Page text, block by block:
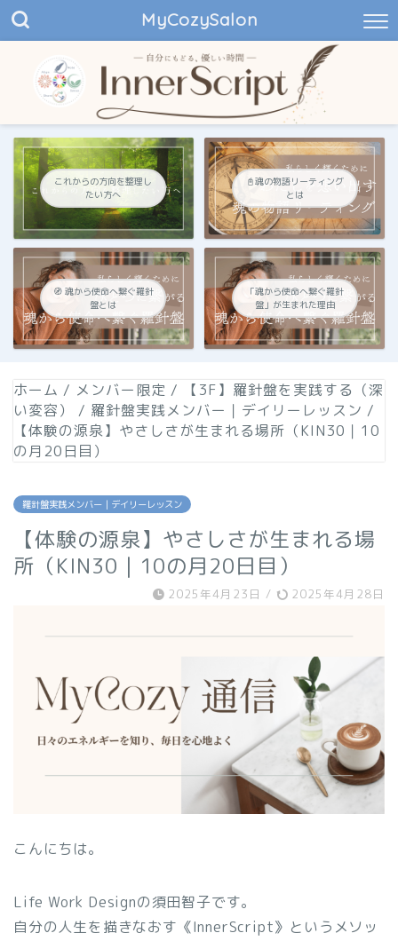
MyCozySalon
これからの方向を整理し
たい方へ
📓魂の物語リーティング
とは
🧭 魂から使命へ繋ぐ羅針
盤とは
「魂から使命へ繋ぐ羅針
盤」が生まれた理由
ホーム / メンバー限定 /
【3F】羅針盤を実践する（深
い変容）
/ 羅針盤実践メンバー｜デイリーレッスン /
【体験の源泉】やさしさが生まれる場所（KIN30｜10
の月20日目）
羅針盤実践メンバー｜デイリーレッスン
【体験の源泉】やさしさが生まれる場
所（KIN30｜10の月20日目）
2025年4月23日 / 2025年4月28日
こんにちは。
Life Work Designの須田智子です。
自分の人生を描きなおす《InnerScript》というメソッ